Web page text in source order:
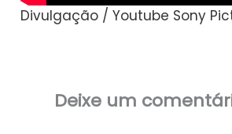
Divulgação / Youtube Sony
Deixe um